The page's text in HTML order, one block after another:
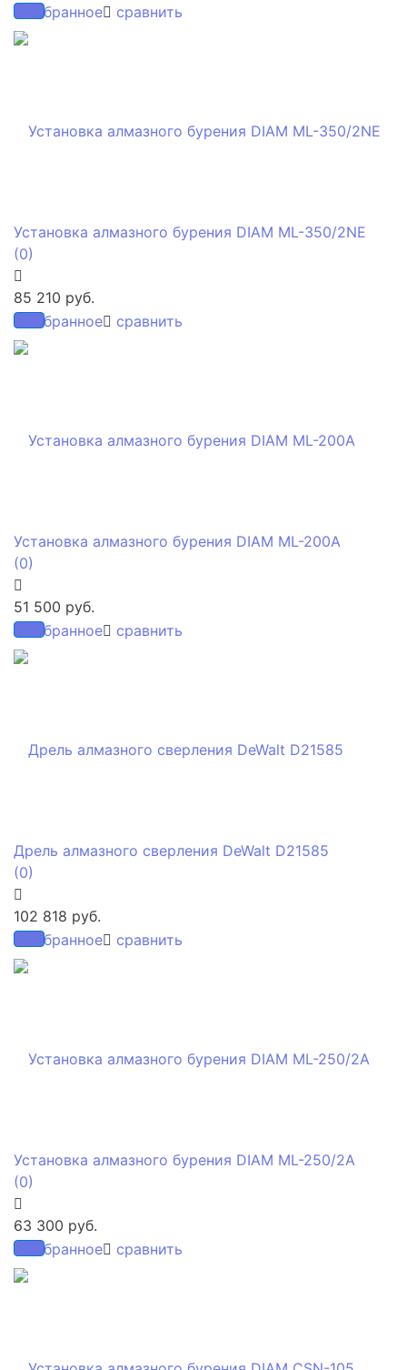
избранное сравнить
избранное сравнить
Установка алмазного бурения DIAM ML-350/2NE
(0)
85 210 руб.
избранное сравнить
Установка алмазного бурения DIAM ML-200A
(0)
51 500 руб.
избранное сравнить
Дрель алмазного сверления DeWalt D21585
(0)
102 818 руб.
избранное сравнить
Установка алмазного бурения DIAM ML-250/2А
(0)
63 300 руб.